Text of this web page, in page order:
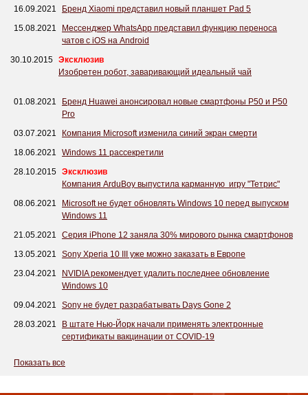
16.09.2021
Бренд Xiaomi представил новый планшет Pad 5
15.08.2021
Мессенджер WhatsApp представил функцию переноса
чатов с iOS на Android
30.10.2015 Эксклюзив
Изобретен робот, заваривающий идеальный чай
01.08.2021
Бренд Huawei анонсировал новые смартфоны P50 и P50
Pro
03.07.2021
Компания Microsoft изменила синий экран смерти
18.06.2021
Windows 11 рассекретили
28.10.2015 Эксклюзив
Компания ArduBoy выпустила карманную игру "Тетрис"
08.06.2021
Microsoft не будет обновлять Windows 10 перед выпуском
Windows 11
21.05.2021
Серия iPhone 12 заняла 30% мирового рынка смартфонов
13.05.2021
Sony Xperia 10 III уже можно заказать в Европе
23.04.2021
NVIDIA рекомендует удалить последнее обновление
Windows 10
09.04.2021
Sony не будет разрабатывать Days Gone 2
28.03.2021
В штате Нью-Йорк начали применять электронные
сертификаты вакцинации от COVID-19
Показать все